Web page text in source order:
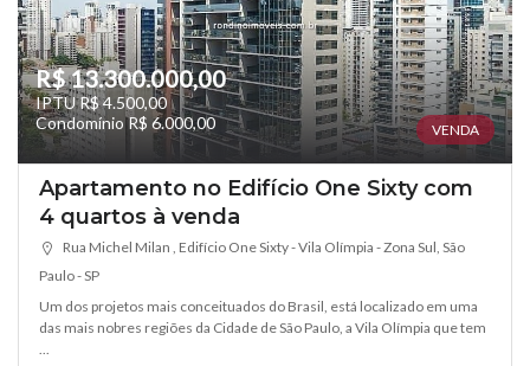
R$ 13.300.000,00
IPTU R$ 4.500,00
Condomínio R$ 6.000,00
VENDA
Apartamento no Edifício One Sixty com
4 quartos à venda
Rua Michel Milan , Edifício One Sixty - Vila Olímpia - Zona Sul, São
Paulo - SP
Um dos projetos mais conceituados do Brasil, está localizado em uma
das mais nobres regiões da Cidade de São Paulo, a Vila Olímpia que tem
...